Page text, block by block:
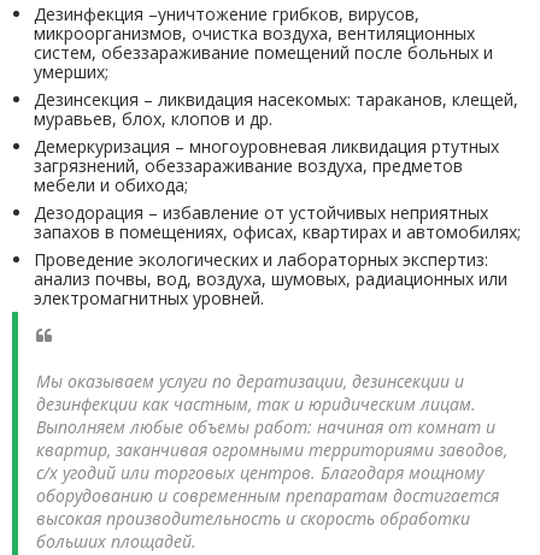
Дезинфекция –уничтожение грибков, вирусов,
микроорганизмов, очистка воздуха, вентиляционных
систем, обеззараживание помещений после больных и
умерших;
Дезинсекция – ликвидация насекомых: тараканов, клещей,
муравьев, блох, клопов и др.
Демеркуризация – многоуровневая ликвидация ртутных
загрязнений, обеззараживание воздуха, предметов
мебели и обихода;
Дезодорация – избавление от устойчивых неприятных
запахов в помещениях, офисах, квартирах и автомобилях;
Проведение экологических и лабораторных экспертиз:
анализ почвы, вод, воздуха, шумовых, радиационных или
электромагнитных уровней.
Мы оказываем услуги по дератизации, дезинсекции и
дезинфекции как частным, так и юридическим лицам.
Выполняем любые объемы работ: начиная от комнат и
квартир, заканчивая огромными территориями заводов,
с/х угодий или торговых центров. Благодаря мощному
оборудованию и современным препаратам достигается
высокая производительность и скорость обработки
больших площадей.